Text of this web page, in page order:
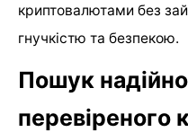
криптовалютами без
гнучкістю та безпекою.
Пошук
перевіреного